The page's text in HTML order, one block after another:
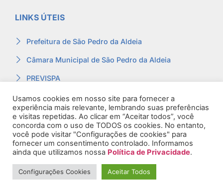
LINKS ÚTEIS
Prefeitura de São Pedro da Aldeia
Câmara Municipal de São Pedro da Aldeia
PREVISPA
Ouvidoria
Contracheque
Webmail
Usamos cookies em nosso site para fornecer a
experiência mais relevante, lembrando suas preferências
e visitas repetidas. Ao clicar em “Aceitar todos”, você
concorda com o uso de TODOS os cookies. No entanto,
você pode visitar "Configurações de cookies" para
fornecer um consentimento controlado. Informamos
ainda que utilizamos nossa Política de Privacidade.
Configurações Cookies Aceitar Todos